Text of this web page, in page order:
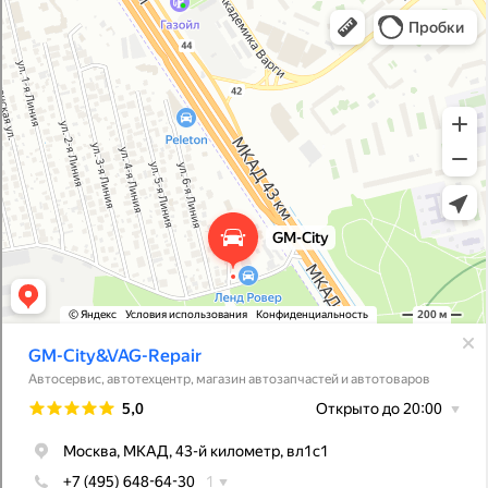
GM-City&VAG-Repair
Автосервис, автотехцентр в Москве
Магазин автозапчастей и автотоваров в Москве